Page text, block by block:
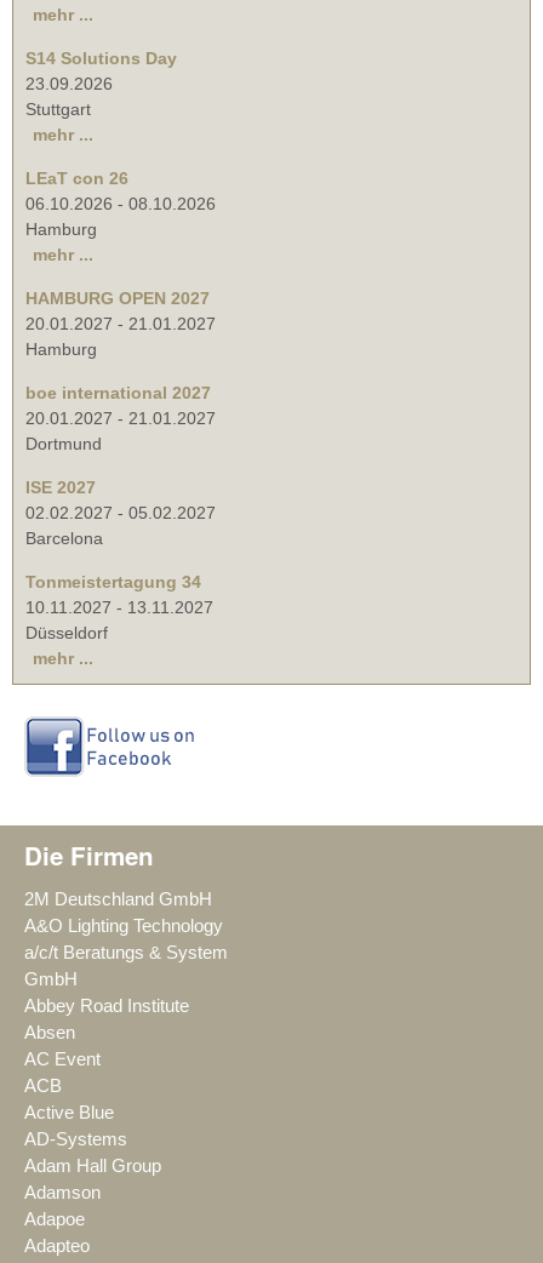
mehr ...
S14 Solutions Day
23.09.2026
Stuttgart
mehr ...
LEaT con 26
06.10.2026 - 08.10.2026
Hamburg
mehr ...
HAMBURG OPEN 2027
20.01.2027 - 21.01.2027
Hamburg
boe international 2027
20.01.2027 - 21.01.2027
Dortmund
ISE 2027
02.02.2027 - 05.02.2027
Barcelona
Tonmeistertagung 34
10.11.2027 - 13.11.2027
Düsseldorf
mehr ...
Die Firmen
2M Deutschland GmbH
A&O Lighting Technology
a/c/t Beratungs & System
GmbH
Abbey Road Institute
Absen
AC Event
ACB
Active Blue
AD-Systems
Adam Hall Group
Adamson
Adapoe
Adapteo